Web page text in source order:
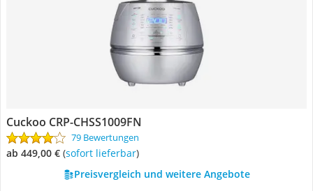
Cuckoo CRP-CHSS1009FN
79 Bewertungen
ab 449,00 € ( Sofort lieferbar)
Preisvergleich und weitere Angebote